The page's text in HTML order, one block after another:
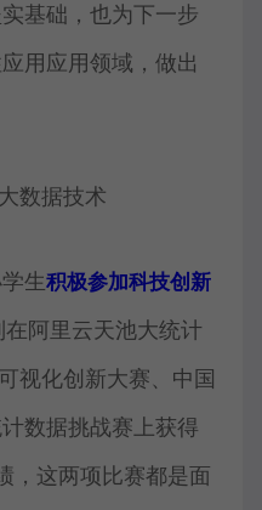
基础，也为下一步
用应用领域，做出
生积极参加科技创新
阿里云天池大统计
视化创新大赛、中国
数据挑战赛上获得
，这两项比赛都是面